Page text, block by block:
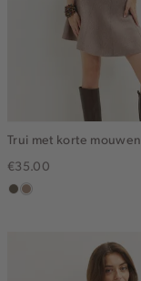
Trui met korte mouwen
€35.00
middenbruin
taupe,